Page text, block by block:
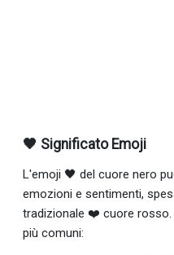
🖤 Significato Emoji
L'emoji 🖤 del cuore nero
emozioni e sentimenti,
tradizionale ❤️ cuore rosso.
più comuni: